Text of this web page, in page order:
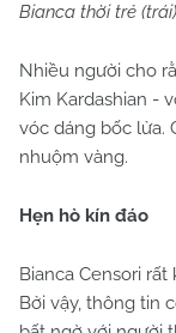
Bianca thời trẻ
Nhiều người cho
Kim Kardashian -
vóc dáng bốc lửa.
nhuộm vàng.
Hẹn hò kín đáo
Bianca Censori
Bởi vậy, thông tin